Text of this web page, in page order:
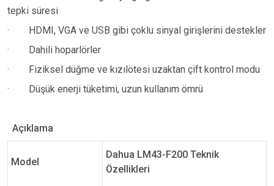
tepki süresi
·
HDMI, VGA ve USB gibi çoklu sinyal girişlerini destekler
·
Dahili hoparlörler
·
Fiziksel düğme ve kızılötesi uzaktan çift kontrol modu
·
Düşük enerji tüketimi, uzun kullanım ömrü
Açıklama
Model
Dahua LM43-F200 Teknik
Özellikleri